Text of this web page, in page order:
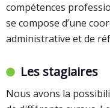
compétences
se compose d’une
administrative et de
Les stagiaires
Nous avons la